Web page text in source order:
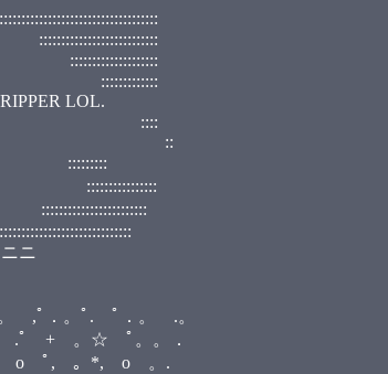
LOL.
::
ニ
. ﾟ．。 .。
☆ ﾟ。。．
o 。.